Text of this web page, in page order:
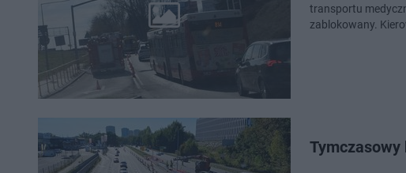
transportu
zablokowany.
Tymczasowy